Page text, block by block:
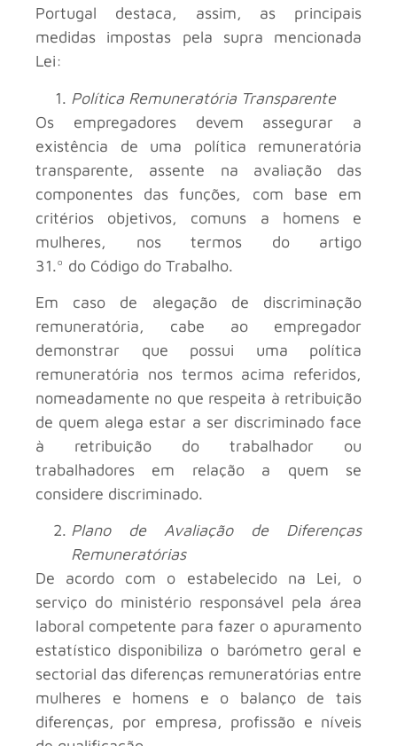
Portugal destaca, assim, as principais
medidas impostas pela supra mencionada
Lei:
Política Remuneratória Transparente
Os empregadores devem assegurar a
existência de uma política remuneratória
transparente, assente na avaliação das
componentes das funções, com base em
critérios objetivos, comuns a homens e
mulheres, nos termos do artigo
31.º do Código do Trabalho.
Em caso de alegação de discriminação
remuneratória, cabe ao empregador
demonstrar que possui uma política
remuneratória nos termos acima referidos,
nomeadamente no que respeita à retribuição
de quem alega estar a ser discriminado face
à retribuição do trabalhador ou
trabalhadores em relação a quem se
considere discriminado.
Plano de Avaliação de Diferenças
Remuneratórias
De acordo com o estabelecido na Lei, o
serviço do ministério responsável pela área
laboral competente para fazer o apuramento
estatístico disponibiliza o barómetro geral e
sectorial das diferenças remuneratórias entre
mulheres e homens e o balanço de tais
diferenças, por empresa, profissão e níveis